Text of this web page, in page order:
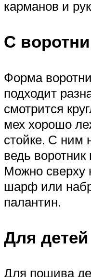
карманов и
С
Форма
подходит
смотрится
мех хорошо
стойке. С ним
ведь
Можно сверху
шарф или
палантин.
Для детей
Для пошива